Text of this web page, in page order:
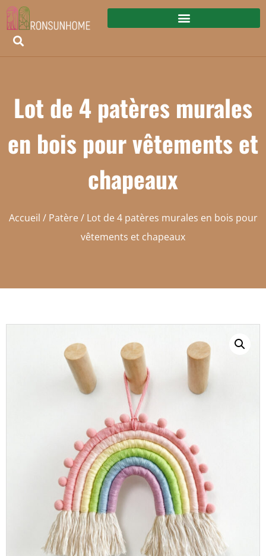
Lot de 4 patères murales
en bois pour vêtements et
chapeaux
Accueil / Patère / Lot de 4 patères murales en bois pour
vêtements et chapeaux